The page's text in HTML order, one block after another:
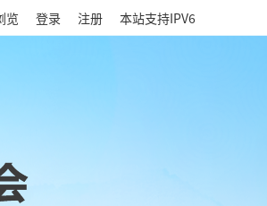
览 登录 注册 本站支持IPV6